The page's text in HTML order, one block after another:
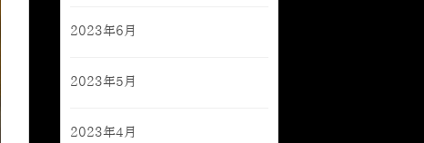
2023年6月
2023年5月
2023年4月